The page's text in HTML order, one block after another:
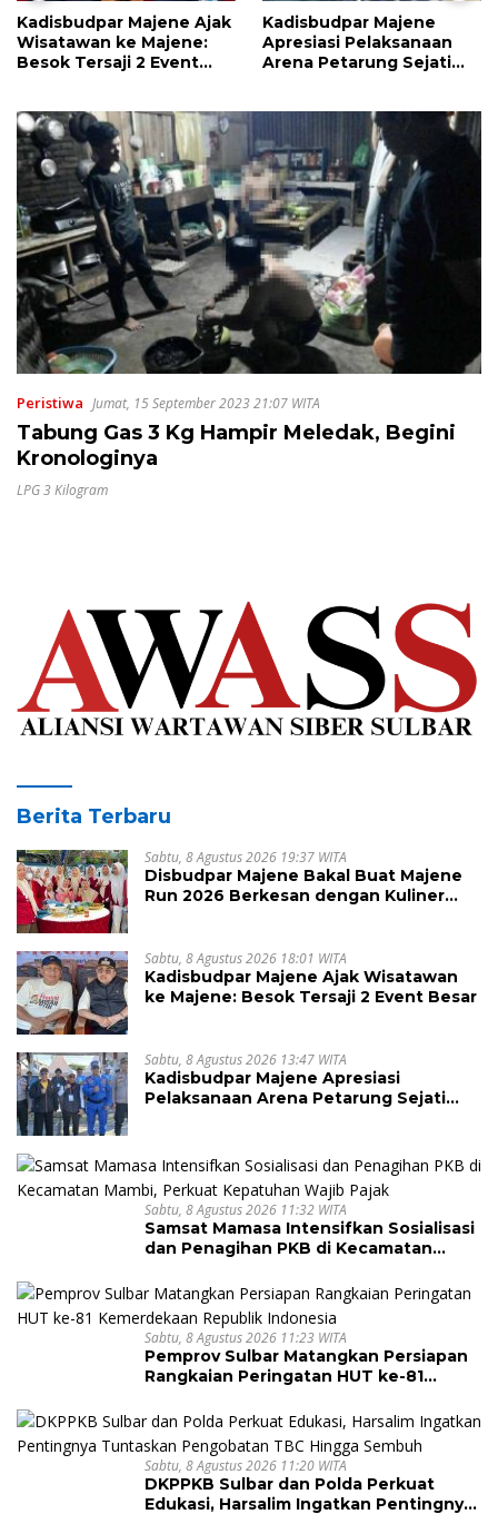
Kadisbudpar Majene Ajak
Wisatawan ke Majene:
Besok Tersaji 2 Event
Kadisbudpar Majene
Apresiasi Pelaksanaan
Arena Petarung Sejati
Peristiwa Jumat, 15 September 2023 21:07 WITA
Tabung Gas 3 Kg Hampir Meledak, Begini
Kronologinya
LPG 3 Kilogram
Berita Terbaru
Sabtu, 8 Agustus 2026 19:37 WITA
Disbudpar Majene Bakal Buat Majene
Run 2026 Berkesan dengan Kuliner
Sabtu, 8 Agustus 2026 18:01 WITA
Kadisbudpar Majene Ajak Wisatawan
ke Majene: Besok Tersaji 2 Event Besar
Sabtu, 8 Agustus 2026 13:47 WITA
Kadisbudpar Majene Apresiasi
Pelaksanaan Arena Petarung Sejati
Sabtu, 8 Agustus 2026 11:32 WITA
Samsat Mamasa Intensifkan Sosialisasi
dan Penagihan PKB di Kecamatan
Sabtu, 8 Agustus 2026 11:23 WITA
Pemprov Sulbar Matangkan Persiapan
Rangkaian Peringatan HUT ke-81
Sabtu, 8 Agustus 2026 11:20 WITA
DKPPKB Sulbar dan Polda Perkuat
Edukasi, Harsalim Ingatkan Pentingnya